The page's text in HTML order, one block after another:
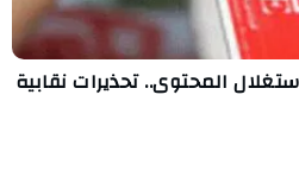
المحتوى.. تحذيرات نقابية